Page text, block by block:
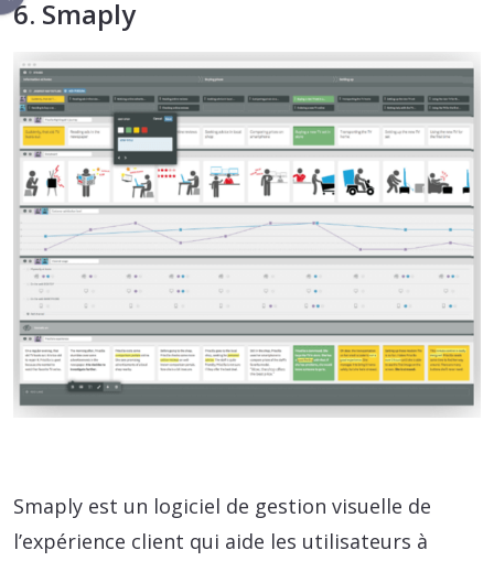
6. Smaply
Smaply est un logiciel de gestion visuelle de
l’expérience client qui aide les utilisateurs à